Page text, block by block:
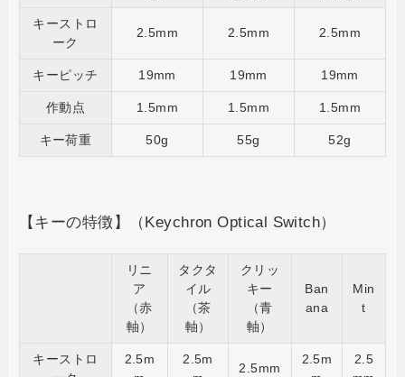
キーストロ
ーク
2.5mm 2.5mm 2.5mm
キーピッチ 19mm 19mm 19mm
作動点 1.5mm 1.5mm 1.5mm
キー荷重 50g 55g 52g
【キーの特徴】（Keychron Optical Switch）
リニ
ア
（赤
軸）
タクタ
イル
（茶
軸）
クリッ
キー
（青
軸）
Ban
ana
Min
t
キーストロ
2.5m
2.5m
2.5mm
2.5m
2.5